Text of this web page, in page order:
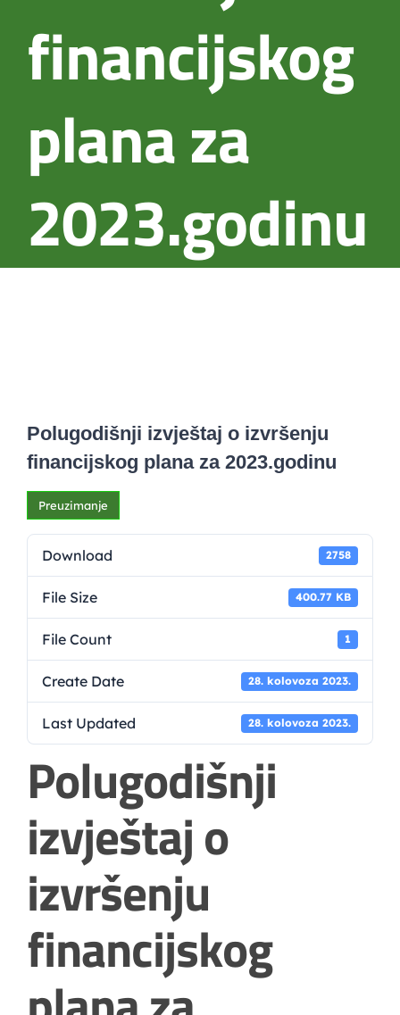
financijskog
plana za
2023.godinu
Polugodišnji izvještaj o izvršenju
financijskog plana za 2023.godinu
Preuzimanje
Download 2758
File Size 400.77 KB
File Count 1
Create Date 28. kolovoza 2023.
Last Updated 28. kolovoza 2023.
Polugodišnji
izvještaj o
izvršenju
financijskog